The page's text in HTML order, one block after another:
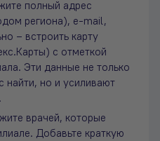
полный адрес
региона), e-mail,
– встроить карту
с отметкой
Эти данные не только
найти, но и усиливают
врачей, которые
Добавьте краткую